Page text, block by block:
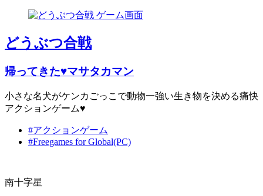
どうぶつ合戦
帰ってきた♥マサタカマン
小さな名犬がケンカごっこで動物一強い生き物を決める痛快
アクションゲーム♥
#アクションゲーム
#Freegames for Global(PC)
南十字星